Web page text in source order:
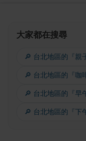
大家都在搜尋
🔎 台北地區的『親
🔎 台北地區的『咖
🔎 台北地區的『早
🔎 台北地區的『下